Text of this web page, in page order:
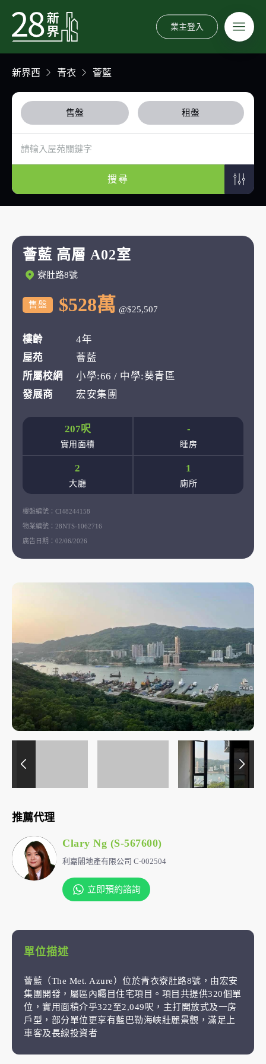
業主登入
新界西 青衣 薈藍
售盤 租盤
搜尋
薈藍 高層 A02室
寮肚路8號
售盤 $528萬 @$25,507
樓齡
4年
屋苑
薈藍
所屬校網
小學:66 / 中學:葵青區
發展商
宏安集團
207呎
實用面積
-
睡房
2
大廳
1
廁所
樓盤編號： CI48244158
物業編號： 28NTS-1062716
廣告日期： 02/06/2026
推薦代理
Clary Ng (S-567600)
利嘉閣地產有限公司 C-002504
立即預約諮詢
單位描述
薈藍（The Met. Azure）位於青衣寮肚路8號，由宏安
集團開發，屬區內矚目住宅項目。項目共提供320個單
位，實用面積介乎322至2,049呎，主打開放式及一房
戶型，部分單位更享有藍巴勒海峽壯麗景觀，滿足上
車客及長線投資者